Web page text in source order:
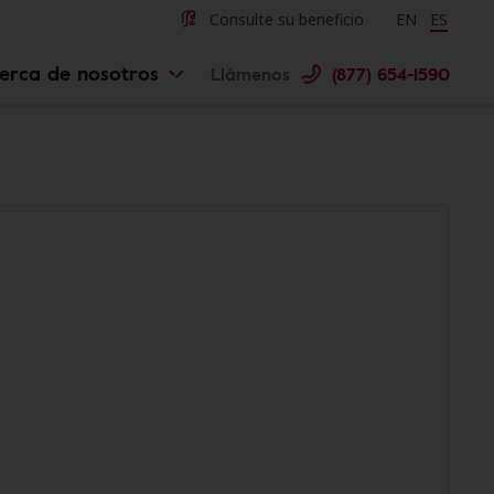
Consulte su beneficio Change
EN ES
de nosotros Llámenos (877) 654-1590